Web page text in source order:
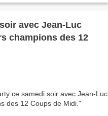
avec Jean-Luc
champions des 12